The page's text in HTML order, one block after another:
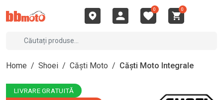
0 0
Home / Shoei / Căști Moto / Căști Moto Integrale
LIVRARE GRATUITĂ